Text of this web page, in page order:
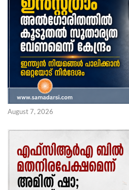
August 7, 2026